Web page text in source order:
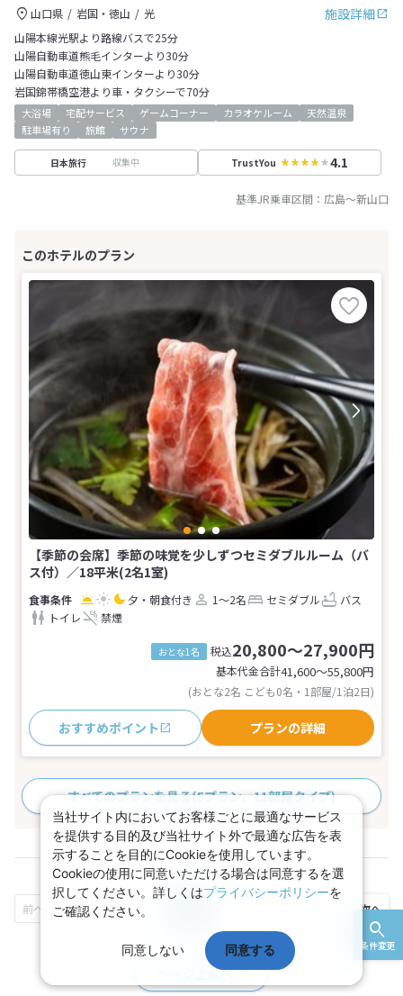
条件変更
施設詳細
山口県 岩国・徳山
光
山陽本線光駅より路線バスで25分
山陽自動車道熊毛インターより30分
山陽自動車道徳山東インターより30分
岩国錦帯橋空港より車・タクシーで70分
大浴場 宅配サービス ゲームコーナー カラオケルーム
天然温泉
駐車場有り
旅館 サウナ
日本旅行 収集中 TrustYou 4.1
基準JR乗車区間： 広島～新山口
【季節の会席】季節の味覚を少しずつセミダブルルーム（バ
ス付）／18平米(2名1室)
夕・朝食付き 1～2名 セミダブル
バス
トイレ
禁煙
おとな1名 税込20,800～27,900円
基本代金合計41,600〜55,800円
(おとな2名 こども0名・1部屋/1泊2日)
おすすめポイント プランの詳細
すべてのプランを見る(5プラン、11部屋タイプ)
ページ上部へ
当社サイト内においてお客様ごとに最適なサービス
を提供する目的及び当社サイト外で最適な広告を表
示することを目的にCookieを使用しています。
Cookieの使用に同意いただける場合は同意するを選
択してください。詳しくはプライバシーポリシーを
ご確認ください。
同意しない 同意する